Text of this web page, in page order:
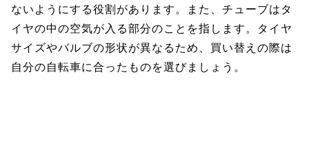
ないようにする役割があります。また、チューブはタ
イヤの中の空気が入る部分のことを指します。タイヤ
サイズやバルブの形状が異なるため、買い替えの際は
自分の自転車に合ったものを選びましょう。